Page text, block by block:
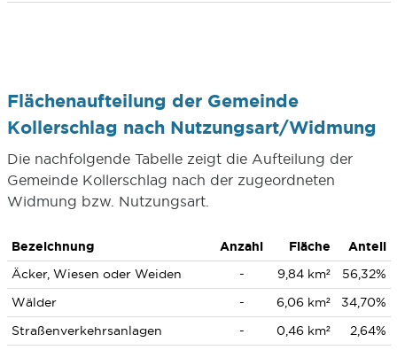
Flächenaufteilung der Gemeinde
Kollerschlag nach Nutzungsart/Widmung
Die nachfolgende Tabelle zeigt die Aufteilung der
Gemeinde Kollerschlag nach der zugeordneten
Widmung bzw. Nutzungsart.
Bezeichnung Anzahl Fläche
Anteil
Äcker, Wiesen oder Weiden
- 9,84 km²
56,32%
Wälder
- 6,06 km²
34,70%
Straßenverkehrsanlagen
- 0,46 km² 2,64%